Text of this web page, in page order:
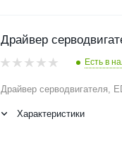
Драйвер
Есть в
Драйвер серводвигателя,
Характеристики